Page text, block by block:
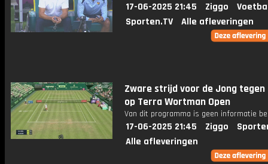
17-06-2025 21:45 Ziggo
Sporten.TV
Alle afleveringen
Zware strijd voor de Jong tegen
op Terra Wortman Open
Van dit programma is geen informatie
17-06-2025 21:45 Ziggo
Alle afleveringen